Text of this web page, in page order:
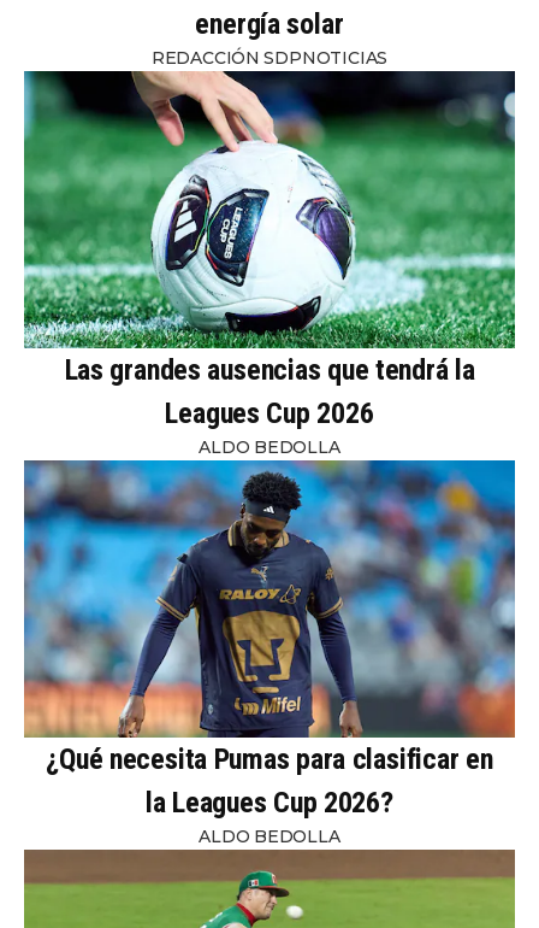
energía solar
REDACCIÓN SDPNOTICIAS
Las grandes ausencias que tendrá la
Leagues Cup 2026
ALDO BEDOLLA
¿Qué necesita Pumas para clasificar en
la Leagues Cup 2026?
ALDO BEDOLLA